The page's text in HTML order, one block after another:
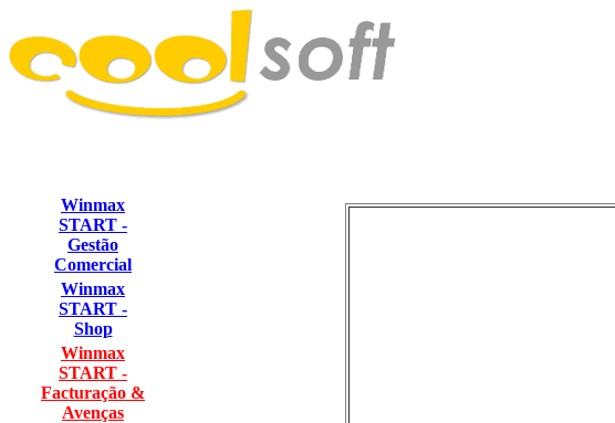
Winmax
START -
Gestão
Comercial
Winmax
START -
Shop
Winmax
START -
Facturação &
Avenças